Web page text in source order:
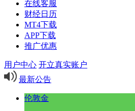
在线客服
财经日历
MT4下载
APP下载
推广优惠
用户中心 开立真实账户
最新公告
伦敦金